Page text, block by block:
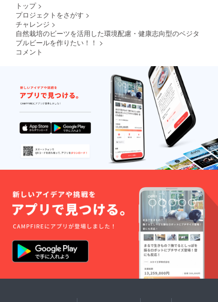
トップ >
プロジェクトをさがす >
チャレンジ >
自然栽培のビーツを活用した環境配慮・健康志向型のベジタ
ブルビールを作りたい！！ >
コメント